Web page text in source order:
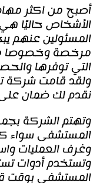
أصبح من اكثر
الأشخاص حاليًا
المسئولين عنهم
مرخصة وخصوصا
التي توفرها
ولقد قامت شركة
نقدم لك ضمان
وتهتم الشركة
المستشفى سواء
وغرف العمليات
وتستخدم أدوات
المستشفى بوقت